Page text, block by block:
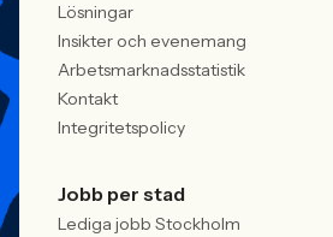
Lösningar
Insikter och evenemang
Arbetsmarknadsstatistik
Kontakt
Integritetspolicy
Jobb per stad
Lediga jobb Stockholm